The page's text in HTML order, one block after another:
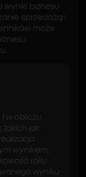
wyniki biznesu
sprzedażą i
może
w obliczu
takich jak
wynikiem,
roku
wyniku,